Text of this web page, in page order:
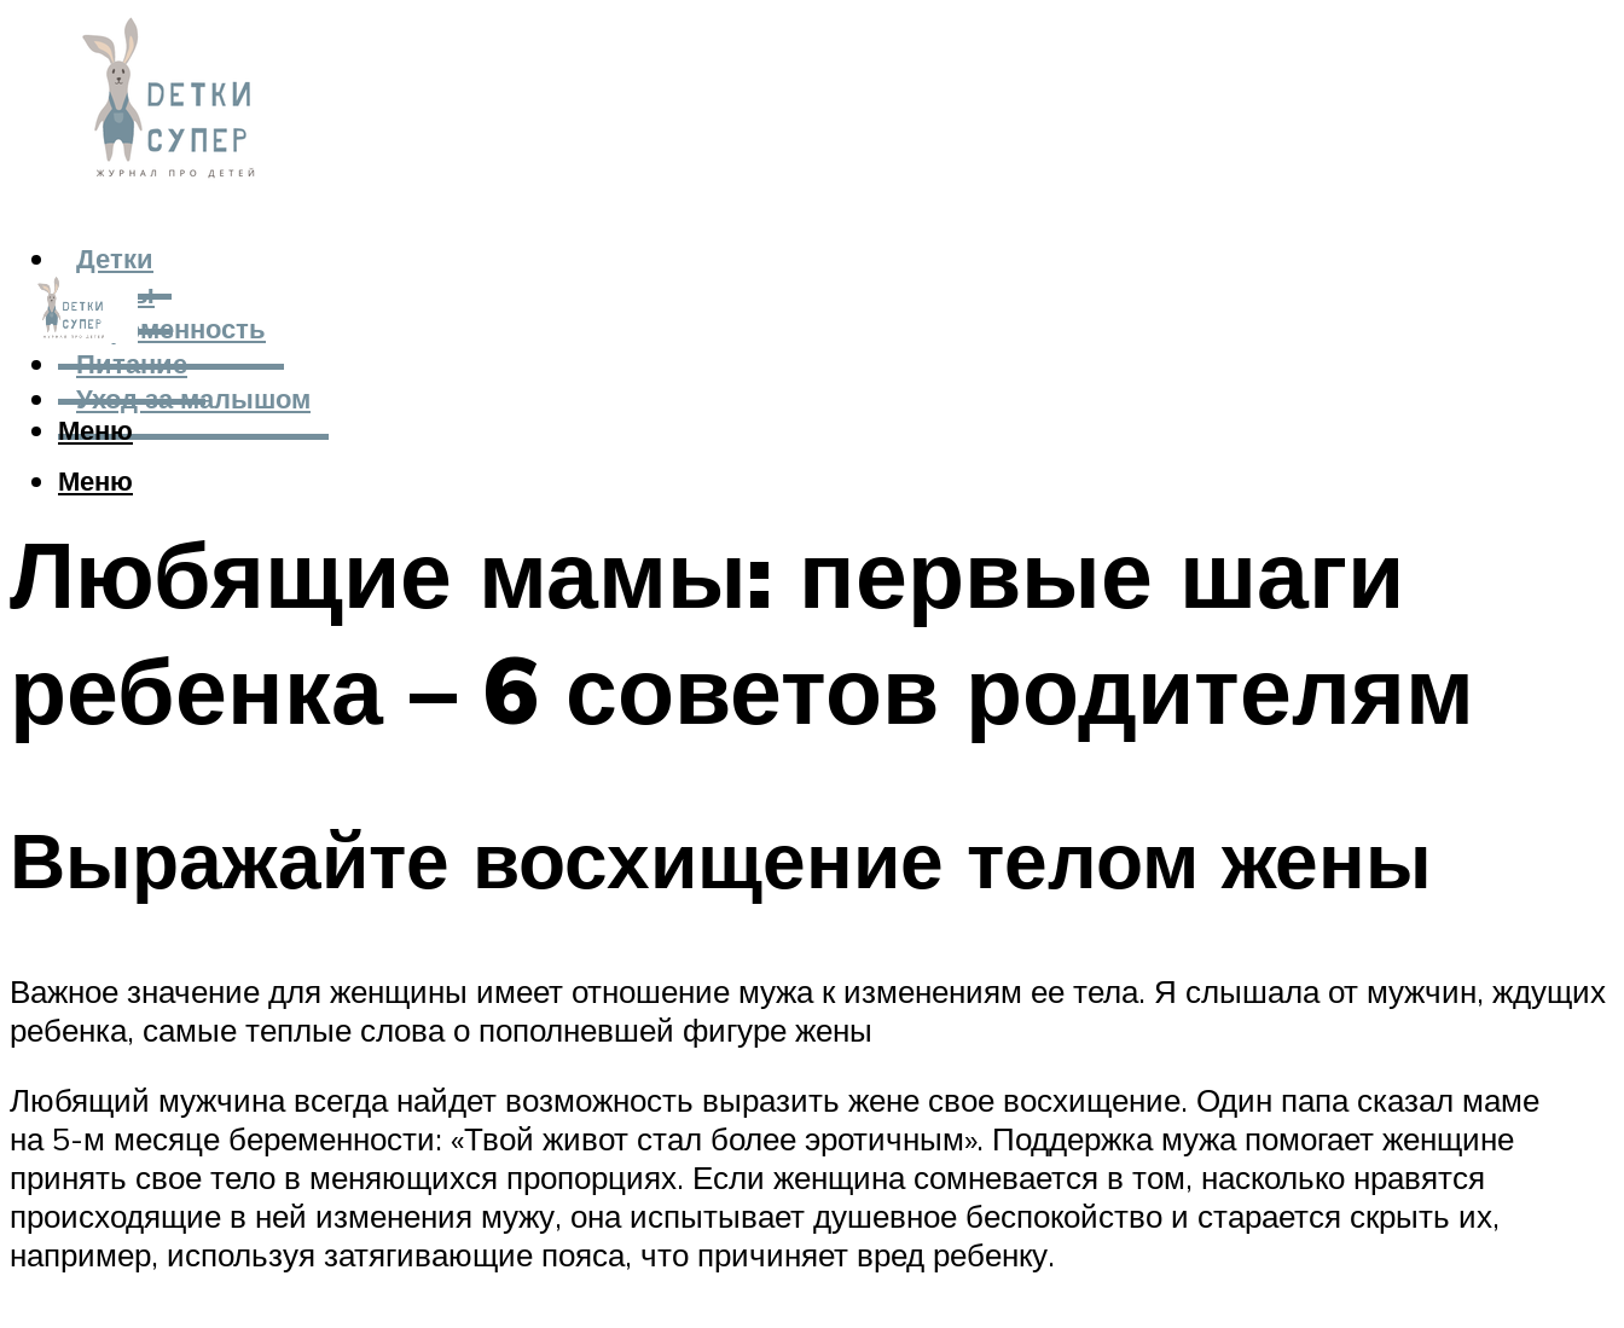
Детки
Мамы
Беременность
Питание
Уход за малышом
Меню
Меню
Любящие мамы: первые шаги
ребенка – 6 советов родителям
Выражайте восхищение телом жены
Важное значение для женщины имеет отношение мужа к изменениям ее тела. Я слышала от мужчин, ждущих
ребенка, самые теплые слова о пополневшей фигуре жены
Любящий мужчина всегда найдет возможность выразить жене свое восхищение. Один папа сказал маме
на 5-м месяце беременности: «Твой живот стал более эротичным». Поддержка мужа помогает женщине
принять свое тело в меняющихся пропорциях. Если женщина сомневается в том, насколько нравятся
происходящие в ней изменения мужу, она испытывает душевное беспокойство и старается скрыть их,
например, используя затягивающие пояса, что причиняет вред ребенку.